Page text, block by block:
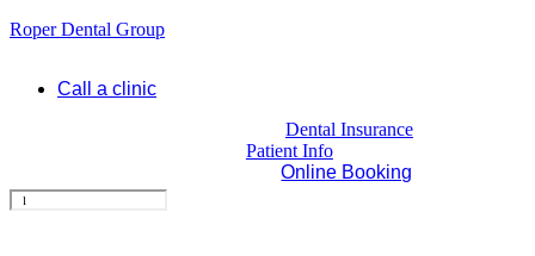
Roper Dental Group
Call a clinic
Dental Insurance
Patient Info
Online Booking